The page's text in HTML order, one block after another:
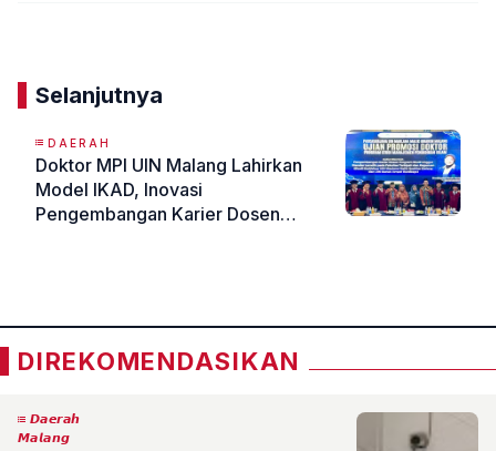
Selanjutnya
DAERAH
Doktor MPI UIN Malang Lahirkan
Model IKAD, Inovasi
Pengembangan Karier Dosen
DIREKOMENDASIKAN
𝘿𝙖𝙚𝙧𝙖𝙝
𝙈𝙖𝙡𝙖𝙣𝙜